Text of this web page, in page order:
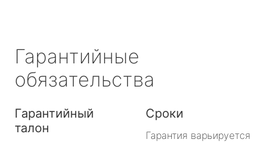
Гарантийные
обязательства
Гарантийный
талон
Сроки
Гарантия варьируется